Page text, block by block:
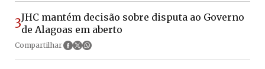
3JHC mantém decisão sobre disputa ao Governo
de Alagoas em aberto
Compartilhar